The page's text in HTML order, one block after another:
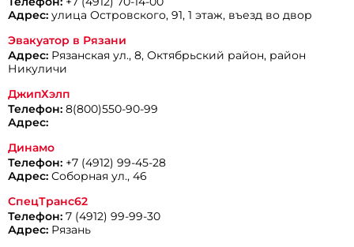
Адрес: улица Островского, 91, 1 этаж, въезд во двор
Эвакуатор в Рязани
Адрес: Рязанская ул., 8, Октябрьский район, район
Никуличи
ДжипХэлп
Телефон: 8(800)550-90-99
Адрес:
Динамо
Телефон: +7 (4912) 99-45-28
Адрес: Соборная ул., 46
СпецТранс62
Телефон: 7 (4912) 99-99-30
Адрес: Рязань